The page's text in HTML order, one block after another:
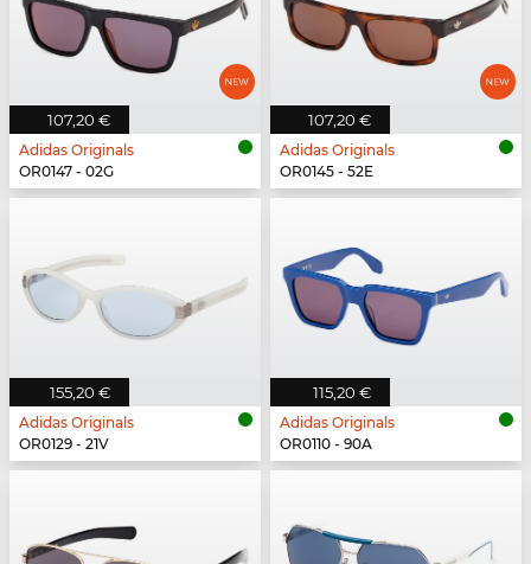
107,20 €
Adidas Originals
OR0147 - 02G
107,20 €
Adidas Originals
OR0145 - 52E
155,20 €
Adidas Originals
OR0129 - 21V
115,20 €
Adidas Originals
OR0110 - 90A